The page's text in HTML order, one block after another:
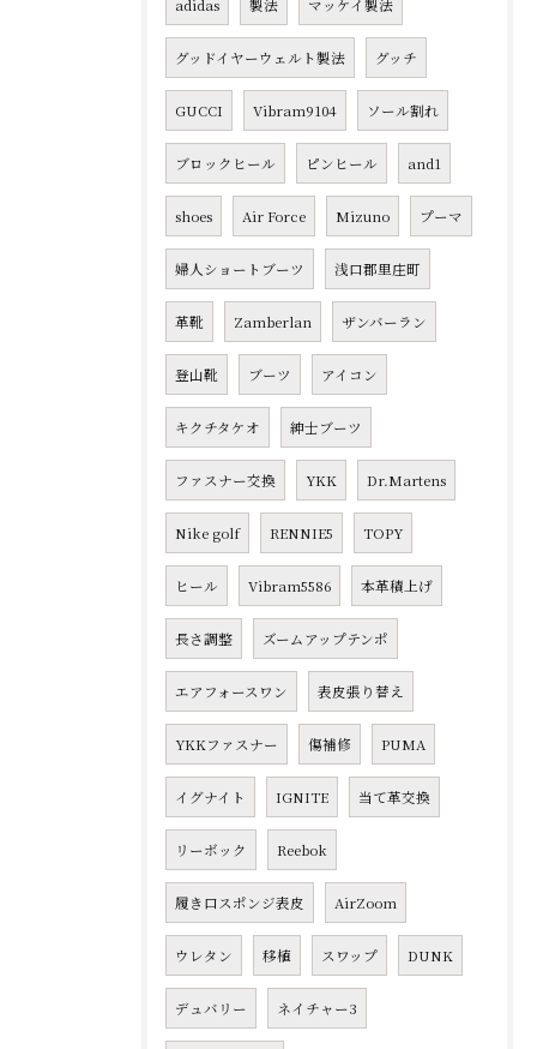
adidas 製法 マッケイ製法
グッドイヤーウェルト製法 グッチ
GUCCI Vibram9104 ソール割れ
ブロックヒール ピンヒール and1
shoes Air Force Mizuno プーマ
婦人ショートブーツ 浅口郡里庄町
革靴 Zamberlan ザンバーラン
登山靴 ブーツ アイコン
キクチタケオ 紳士ブーツ
ファスナー交換 YKK Dr.Martens
Nike golf RENNIE5 TOPY
ヒール Vibram5586 本革積上げ
長さ調整 ズームアップテンポ
エアフォースワン 表皮張り替え
YKKファスナー 傷補修 PUMA
イグナイト IGNITE 当て革交換
リーボック Reebok
履き口スポンジ表皮 AirZoom
ウレタン 移植 スワップ DUNK
デュバリー ネイチャー3